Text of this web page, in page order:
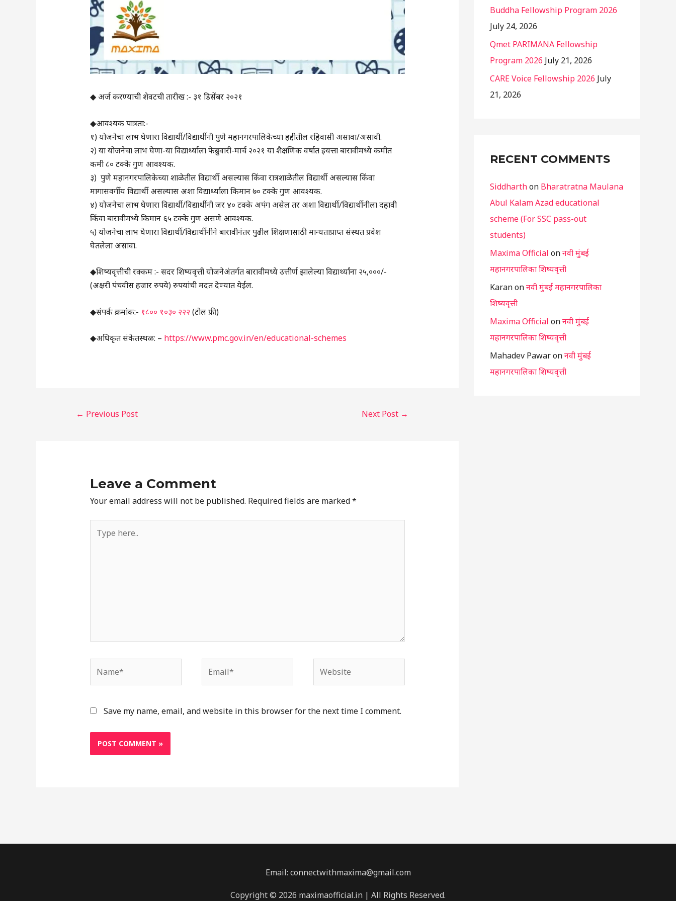
◆ अर्ज करण्याची शेवटची तारीख :- ३१ डिसेंबर २०२१
◆आवश्यक पात्रता:-
१) योजनेचा लाभ घेणारा विद्यार्थी/विद्यार्थीनी पुणे महानगरपालिकेच्या हद्दीतील रहिवासी असावा/असावी.
२) या योजनेचा लाभ घेणा-या विद्यार्थ्याला फेब्रुवारी-मार्च २०२१ या शैक्षणिक वर्षात इयत्ता बारावीमध्ये कमीत
कमी ८० टक्के गुण आवश्यक.
३) पुणे महानगरपालिकेच्या शाळेतील विद्यार्थी असल्यास किंवा रात्रशाळेतील विद्यार्थी असल्यास किंवा
मागासवर्गीय विद्यार्थी असल्यास अशा विद्यार्थ्याला किमान ७० टक्के गुण आवश्यक.
४) योजनेचा लाभ घेणारा विद्यार्थी/विद्यार्थीनी जर ४० टक्के अपंग असेल तर अशा विद्यार्थी/विद्यार्थीनीला दहावी
किंवा बारावीमध्ये किमान ६५ टक्के गुण असणे आवश्यक.
५) योजनेचा लाभ घेणारा विद्यार्थी/विद्यार्थीनीने बारावीनंतर पुढील शिक्षणासाठी मान्यताप्राप्त संस्थत प्रवेश
घेतलेला असावा.
◆शिष्यवृत्तीची रक्कम :- सदर शिष्यवृत्ती योजनेअंतर्गत बारावीमध्ये उत्तीर्ण झालेल्या विद्यार्थ्यांना २५,०००/-
(अक्षरी पंचवीस हजार रुपये) रुपयांची मदत देण्यात येईल.
◆संपर्क क्रमांक:- १८०० १०३० २२२ (टोल फ्री)
◆अधिकृत संकेतस्थळ: – https://www.pmc.gov.in/en/educational-schemes
← Previous Post Next Post →
Leave a Comment
Your email address will not be published. Required fields are marked*
here..
Save my name, email, and website in this browser for the next time I comment.
Buddha Fellowship Program 2026
July 24, 2026
Qmet PARIMANA Fellowship
Program 2026 July 21, 2026
CARE Voice Fellowship 2026 July
21, 2026
RECENT COMMENTS
Siddharthon Bharatratna Maulana
Abul Kalam Azad educational
scheme (For SSC pass-out
students)
Maxima Official onनवी मुंबई
महानगरपालिका शिष्यवृत्ती
Karanonनवी मुंबई महानगरपालिका
शिष्यवृत्ती
Maxima Official onनवी मुंबई
महानगरपालिका शिष्यवृत्ती
Mahadev Pawaronनवी मुंबई
महानगरपालिका शिष्यवृत्ती
Email: connectwithmaxima@gmail.com
Copyright © 2026 maximaofficial.in | All Rights Reserved.